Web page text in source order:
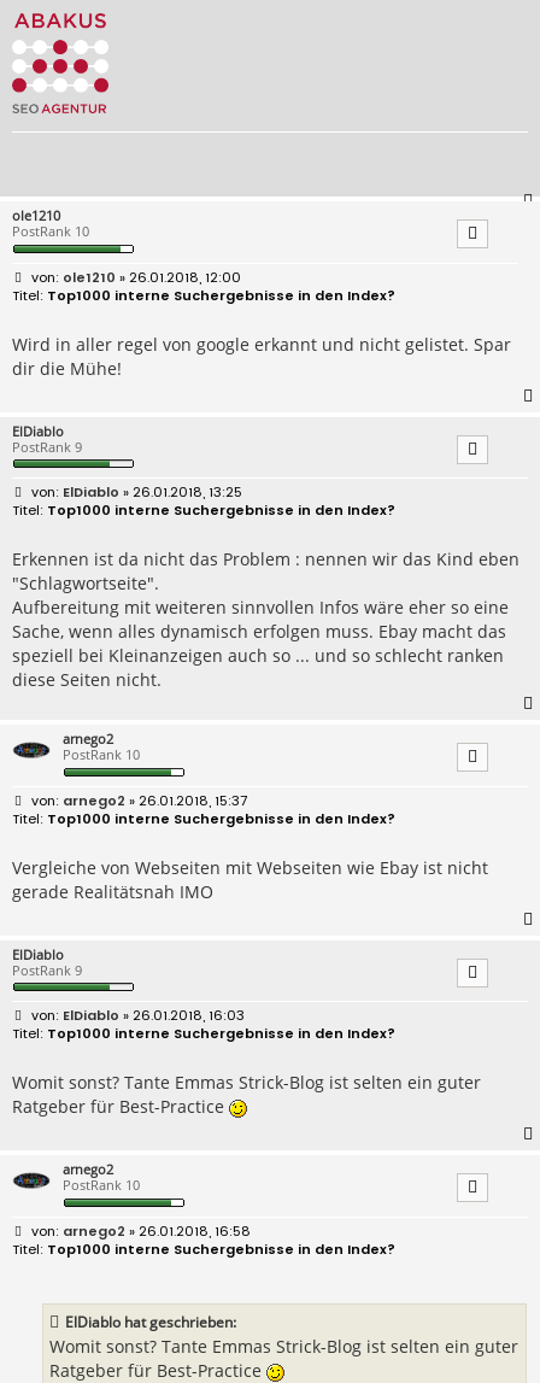
ole1210
PostRank 10
B
e
r
a
g
ole1210 » 26.01.2018, 12:00
Top1000 interne Suchergebnisse in den Index?
Wird in aller regel von google erkannt und nicht gelistet. Spar
dir die Mühe!
ElDiablo
PostRank 9
B
e
r
a
g
ElDiablo » 26.01.2018, 13:25
Top1000 interne Suchergebnisse in den Index?
Erkennen ist da nicht das Problem : nennen wir das Kind eben
"Schlagwortseite".
Aufbereitung mit weiteren sinnvollen Infos wäre eher so eine
Sache, wenn alles dynamisch erfolgen muss. Ebay macht das
speziell bei Kleinanzeigen auch so ... und so schlecht ranken
diese Seiten nicht.
arnego2
PostRank 10
B
e
r
a
g
arnego2 » 26.01.2018, 15:37
Top1000 interne Suchergebnisse in den Index?
Vergleiche von Webseiten mit Webseiten wie Ebay ist nicht
gerade Realitätsnah IMO
ElDiablo
PostRank 9
B
e
r
a
g
ElDiablo » 26.01.2018, 16:03
Top1000 interne Suchergebnisse in den Index?
Womit sonst? Tante Emmas Strick-Blog ist selten ein guter
Ratgeber für Best-Practice
arnego2
PostRank 10
B
e
arnego2 » 26.01.2018, 16:58
Top1000 interne Suchergebnisse in den Index?
ElDiablo hat geschrieben:
Womit sonst? Tante Emmas Strick-Blog ist selten ein guter
Ratgeber für Best-Practice